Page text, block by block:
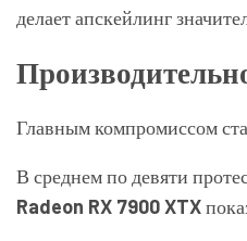
делает апскейлинг
Главным компромиссом
В среднем по девяти
Radeon RX 7900 XTX